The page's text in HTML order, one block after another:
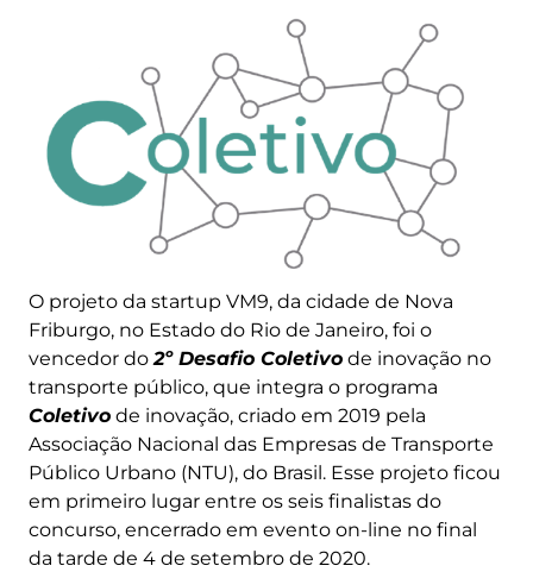
O projeto da startup VM9, da cidade de Nova
Friburgo, no Estado do Rio de Janeiro, foi o
vencedor do2º Desafio Coletivo de inovação no
transporte público, que integra o programa
Coletivo de inovação, criado em 2019 pela
Associação Nacional das Empresas de Transporte
Público Urbano (NTU), do Brasil. Esse projeto ficou
em primeiro lugar entre os seis finalistas do
concurso, encerrado em evento on-line no final
da tarde de 4 de setembro de 2020.